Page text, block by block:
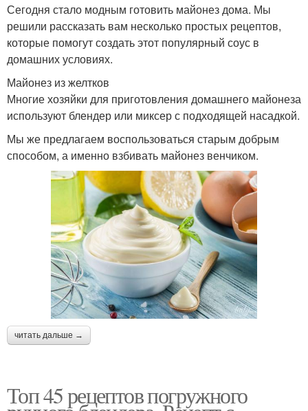
Сегодня стало модным готовить майонез дома. Мы
решили рассказать вам несколько простых рецептов,
которые помогут создать этот популярный соус в
домашних условиях.
Майонез из желтков
Многие хозяйки для приготовления домашнего майонеза
используют блендер или миксер с подходящей насадкой.
Мы же предлагаем воспользоваться старым добрым
способом, а именно взбивать майонез венчиком.
читать дальше →
Топ 45 рецептов погружного